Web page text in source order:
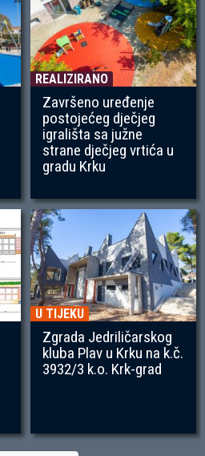
REALIZIRANO
Završeno uređenje
postojećeg dječjeg
igrališta sa južne
strane dječjeg vrtića u
gradu Krku
U TIJEKU
Zgrada Jedriličarskog
kluba Plav u Krku na k.č.
3932/3 k.o. Krk-grad